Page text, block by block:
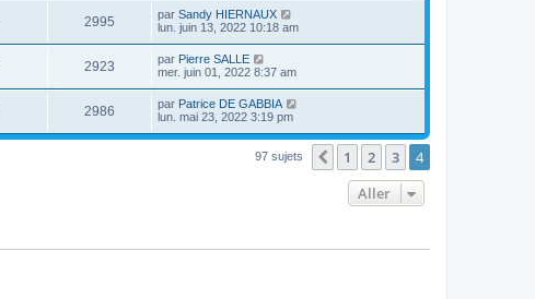
2995 par Sandy HIERNAUX
lun. juin 13, 2022 10:18 am
2923 par Pierre SALLE
mer. juin 01, 2022 8:37 am
2986 par Patrice DE GABBIA
lun. mai 23, 2022 3:19 pm
97 sujets Précédent
1 2 3 4
Aller